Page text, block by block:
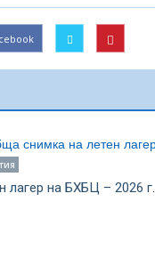
лагер на БХБЦ – 2026 г.